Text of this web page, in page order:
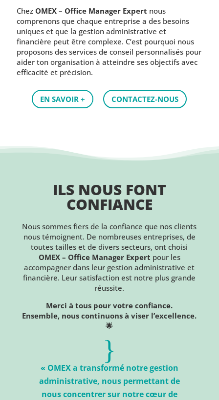
Chez OMEX – Office Manager Expert nous
comprenons que chaque entreprise a des besoins
uniques et que la gestion administrative et
financière peut être complexe. C’est pourquoi nous
proposons des services de conseil personnalisés pour
aider ton organisation à atteindre ses objectifs avec
efficacité et précision.
EN SAVOIR + CONTACTEZ-NOUS
ILS NOUS FONT
CONFIANCE
Nous sommes fiers de la confiance que nos clients
nous témoignent. De nombreuses entreprises, de
toutes tailles et de divers secteurs, ont choisi
OMEX – Office Manager Expert pour les
accompagner dans leur gestion administrative et
financière. Leur satisfaction est notre plus grande
réussite.
Merci à tous pour votre confiance.
Ensemble, nous continuons à viser l’excellence.
🌟
{
« OMEX a transformé notre gestion
administrative, nous permettant de
nous concentrer sur notre cœur de